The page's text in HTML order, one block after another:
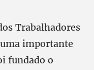
Trabalhadores
importante
fundado o